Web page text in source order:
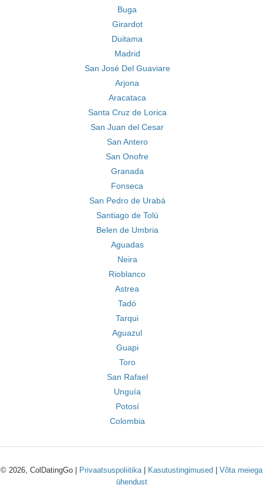
Buga
Girardot
Duitama
Madrid
San José Del Guaviare
Arjona
Aracataca
Santa Cruz de Lorica
San Juan del Cesar
San Antero
San Onofre
Granada
Fonseca
San Pedro de Urabá
Santiago de Tolú
Belen de Umbria
Aguadas
Neira
Rioblanco
Astrea
Tadó
Tarqui
Aguazul
Guapi
Toro
San Rafael
Unguía
Potosí
Colombia
© 2026, ColDatingGo | Privaatsuspoliitika| Kasutustingimused
Võta meiega
ühendust